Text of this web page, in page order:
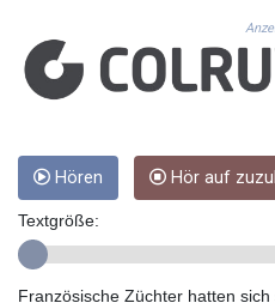
Hören Hör auf
Textgröße:
Französische Züchter hatten